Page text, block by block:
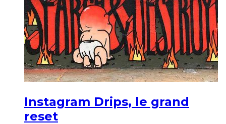
Instagram Drips, le grand
reset